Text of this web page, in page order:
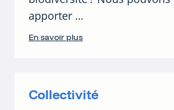
apporter …
En savoir plus
Collectivité